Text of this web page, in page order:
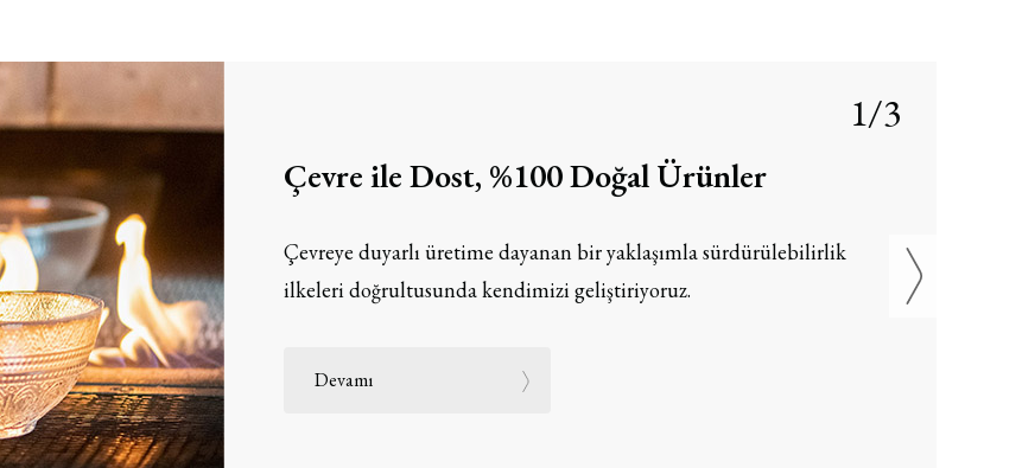
Çevre ile Dost, %100 Doğal Ürünler
Çevreye duyarlı üretime dayanan bir yaklaşımla sürdürülebilirlik
ilkeleri doğrultusunda kendimizi geliştiriyoruz.
Devamı
1/3